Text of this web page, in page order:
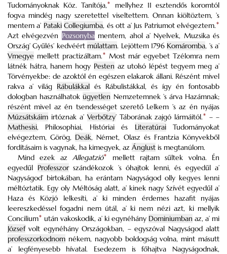
Tudományoknak Köz. Tanítója,*
mellyhez 11 esztendős koromtól
fogva mindég nagy szeretettel viseltettem. Onnan kiöltöztem, ’s
mentem a’ Pataki Collegiumba, és ott a’ Jus Patriumot elvégeztem.*
Azt elvégezvén Pozsonybamentem, ahol a’ Nyelvek, Muzsika és
Ország’ Gyűlés’ kedvéért múlattam. Lejöttem 1796 Komáromba, ’s a’
Vmegye mellett practizáltam.*
Most már egyebet Tzélomra nem
látnék hátra, hanem hogy Pesten az utolsó lépést tegyem meg a’
Törvényekbe: de azoktól én egészen elakarok állani. Részént mivel
rakva a’ világ Rábulákkal és Rábulistákkal, és így én fontosabb
dologban használhatokügyetlen Nemzetemnek ’s árva Hazámnak;
részént mivel az én tsendességet szerető Lelkem ’s az én nyájas
Múzsátskáim irtóznak a’ Verbőtzy’ Táborának zajgó lármáitól. *
– –
Mathesisi, Philosophiai, Históriai és LiteratúraiTudományokat
elvégeztem, Görög, Deák, Német, Olasz és Frantzia Könyvekből
fordításaim is vagynak, ha kimegyek, az Ánglust is megtanúlom.
Mind ezek azAllegatzió*
mellett rajtam sűltek volna. Én
egyedűl Professzorszándékozok ’s óhajtok lenni, és egyedűl a’
Nagyságod’ birtokában, ha erántam Nagyságod olly kegyes lenni
méltóztatik. Egy oly Méltóság alatt, a’ kinek nagy Szívét egyedűl a’
Haza és Közjó lelkesíti, a’ ki minden érdemes hazafit nyájas
leereszkedéssel fogadni nem útál, a’ ki nem nézi azt, ki mellyik
Concilium* után vakoskodik, a’ ki egynéhány Dominiumban az, a’ mi
Józsefvolt egynéhány Országokban, – egyszóval Nagyságod alatt
professzorkodnom nékem, nagyobb boldogság volna, mint másutt
a’ legfényesebb hívatal. Esedezem is főhajtva Nagyságodnak,